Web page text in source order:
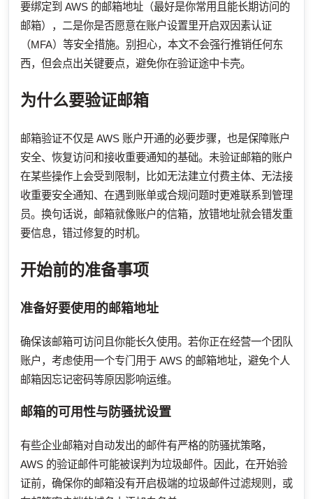
要绑定到 AWS 的邮箱地址（最好是你常用且能长期访问的
邮箱），二是你是否愿意在账户设置里开启双因素认证
（MFA）等安全措施。别担心，本文不会强行推销任何东
西，但会点出关键要点，避免你在验证途中卡壳。
为什么要验证邮箱
邮箱验证不仅是 AWS 账户开通的必要步骤，也是保障账户
安全、恢复访问和接收重要通知的基础。未验证邮箱的账户
在某些操作上会受到限制，比如无法建立付费主体、无法接
收重要安全通知、在遇到账单或合规问题时更难联系到管理
员。换句话说，邮箱就像账户的信箱，放错地址就会错发重
要信息，错过修复的时机。
开始前的准备事项
准备好要使用的邮箱地址
确保该邮箱可访问且你能长久使用。若你正在经营一个团队
账户，考虑使用一个专门用于 AWS 的邮箱地址，避免个人
邮箱因忘记密码等原因影响运维。
邮箱的可用性与防骚扰设置
有些企业邮箱对自动发出的邮件有严格的防骚扰策略，
AWS 的验证邮件可能被误判为垃圾邮件。因此，在开始验
证前，确保你的邮箱没有开启极端的垃圾邮件过滤规则，或